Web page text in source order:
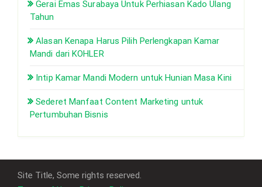
Gerai Emas Surabaya Untuk Perhiasan Kado Ulang
Tahun
Alasan Kenapa Harus Pilih Perlengkapan Kamar
Mandi dari KOHLER
Intip Kamar Mandi Modern untuk Hunian Masa Kini
Sederet Manfaat Content Marketing untuk
Pertumbuhan Bisnis
Site Title, Some rights reserved.